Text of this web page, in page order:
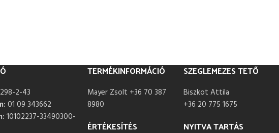
2-43
01 09 343662
10102237-33490300-
TERMÉKINFORMÁCIÓ
Mayer Zsolt +36 70 387
8980
ÉRTÉKESÍTÉS
SZEGLEMEZES TETŐ
Biszkot Attila
+36 20 775 1675
NYITVA TARTÁS